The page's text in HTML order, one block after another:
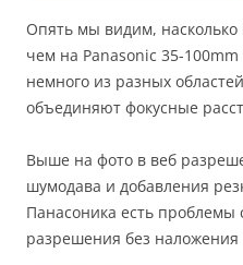
Опять мы видим,
чем на Panasonic 35-
немного из разных
объединяют фокусные
Выше на фото в веб
шумодава и добавления
Панасоника есть проблемы
разрешения без